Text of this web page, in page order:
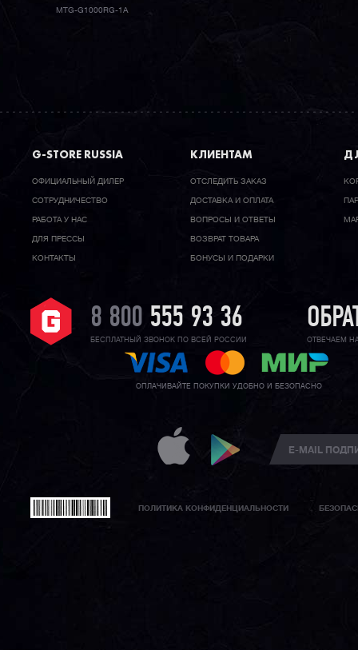
MTG-G1000RG-1A
G-STORE RUSSIA
ОФИЦИАЛЬНЫЙ ДИЛЕР
CОТРУДНИЧЕСТВО
РАБОТА У НАС
ДЛЯ ПРЕССЫ
КОНТАКТЫ
КЛИЕНТАМ
ОТСЛЕДИТЬ ЗАКАЗ
ДОСТАВКА И ОПЛАТА
ВОПРОСЫ И ОТВЕТЫ
ВОЗВРАТ ТОВАРА
БОНУСЫ И ПОДАРКИ
8 800 555 93 36
БЕСПЛАТНЫЙ ЗВОНОК ПО ВСЕЙ РОССИИ ОТВЕЧАЕМ
ОПЛАЧИВАЙТЕ ПОКУПКИ УДОБНО И БЕЗОПАСНО
ПОЛИТИКА КОНФИДЕНЦИАЛЬНОСТИ